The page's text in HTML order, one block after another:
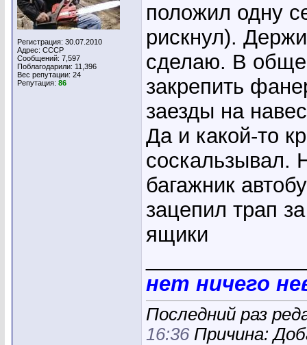
Регистрация: 30.07.2010
Адрес: СССР
Сообщений: 7,597
Поблагодарили: 11,396
Вес репутации: 24
Репутация: 86
положил одну
рискнул).
сделаю. В
закрепить
заезды на
Да и какой-то
соскальзывал.
багажник
зацепил трап
ящики
нет ничего
Последний раз
16:36Причина: